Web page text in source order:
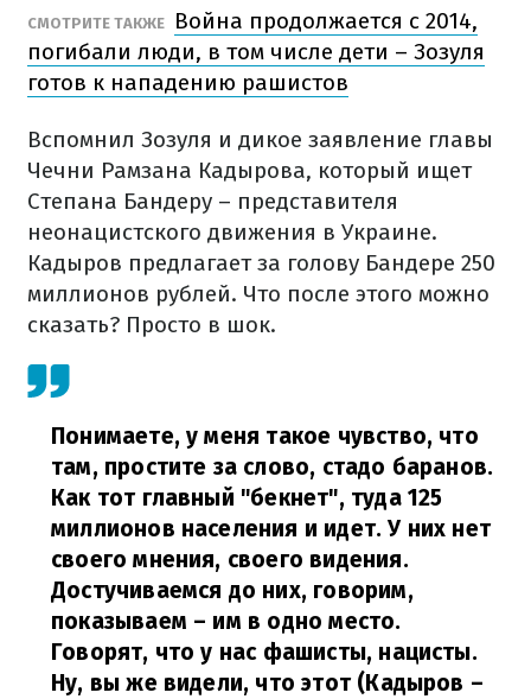
СМОТРИТЕ ТАКЖЕ
Война продолжается с 2014,
погибали люди, в том числе дети – Зозуля
готов к нападению рашистов
Вспомнил Зозуля и дикое заявление главы
Чечни Рамзана Кадырова, который ищет
Степана Бандеру – представителя
неонацистского движения в Украине.
Кадыров предлагает за голову Бандере 250
миллионов рублей. Что после этого можно
сказать? Просто в шок.
Понимаете, у меня такое чувство, что
там, простите за слово, стадо баранов.
Как тот главный "бекнет", туда 125
миллионов населения и идет. У них нет
своего мнения, своего видения.
Достучиваемся до них, говорим,
показываем – им в одно место.
Говорят, что у нас фашисты, нацисты.
Ну, вы же видели, что этот (Кадыров –